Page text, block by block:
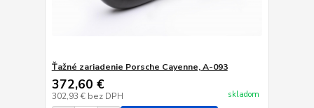
Ťažné zariadenie Porsche Cayenne, A-093
372,60 €
302,93 € bez DPH skladom